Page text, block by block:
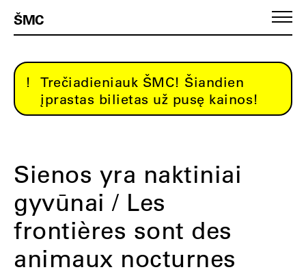
ŠMC
Trečiadieniauk ŠMC! Šiandien
įprastas bilietas už pusę kainos!
Sienos yra naktiniai
gyvūnai / Les
frontières sont des
animaux nocturnes